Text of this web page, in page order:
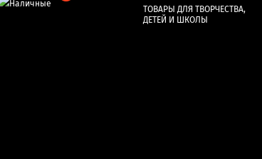
ТОВАРЫ ДЛЯ ТВОРЧЕСТВА,
ДЕТЕЙ И ШКОЛЫ